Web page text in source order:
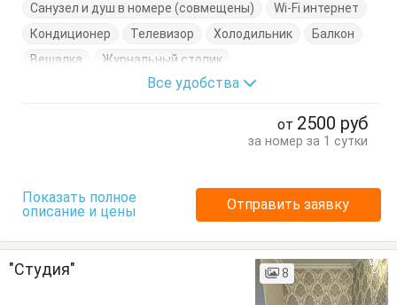
Санузел и душ в номере (совмещены)
Wi-Fi интернет
Кондиционер
Телевизор Холодильник
Балкон
Вешалка
Журнальный столик
Кровати односпальные
Кровать двуспальная
Все удобства
от 2500 руб
за номер за 1 сутки
Показать полное
описание и цены
Отправить заявку
"Студия" 8